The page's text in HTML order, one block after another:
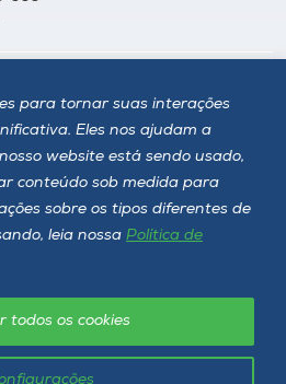
para tornar suas interações
Eles nos ajudam a
website está sendo usado,
conteúdo sob medida para
sobre os tipos diferentes de
leia nossa Política de
todos os cookies
reservados